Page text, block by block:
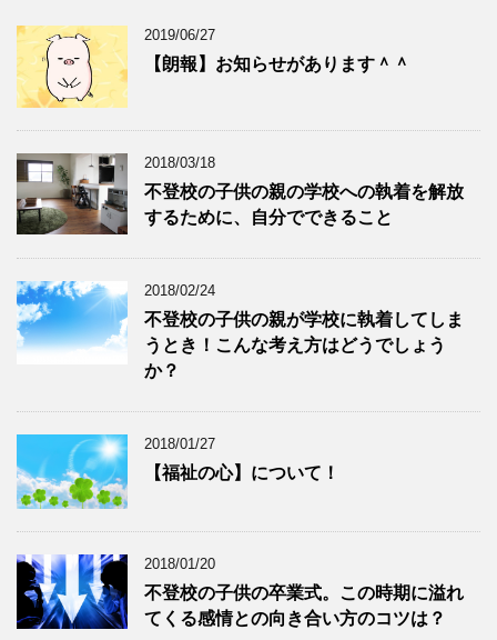
2019/06/27
【朗報】お知らせがあります＾＾
2018/03/18
不登校の子供の親の学校への執着を解放
するために、自分でできること
2018/02/24
不登校の子供の親が学校に執着してしま
うとき！こんな考え方はどうでしょう
か？
2018/01/27
【福祉の心】について！
2018/01/20
不登校の子供の卒業式。この時期に溢れ
てくる感情との向き合い方のコツは？